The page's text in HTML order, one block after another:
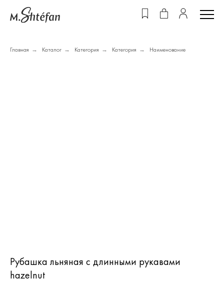
Главная → Каталог → Категория → Категория → Наименование
Рубашка льняная с длинными рукавами
hazelnut